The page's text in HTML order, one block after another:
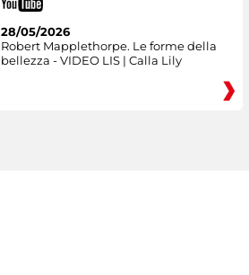
28/05/2026
Robert Mapplethorpe. Le forme della
bellezza - VIDEO LIS | Calla Lily